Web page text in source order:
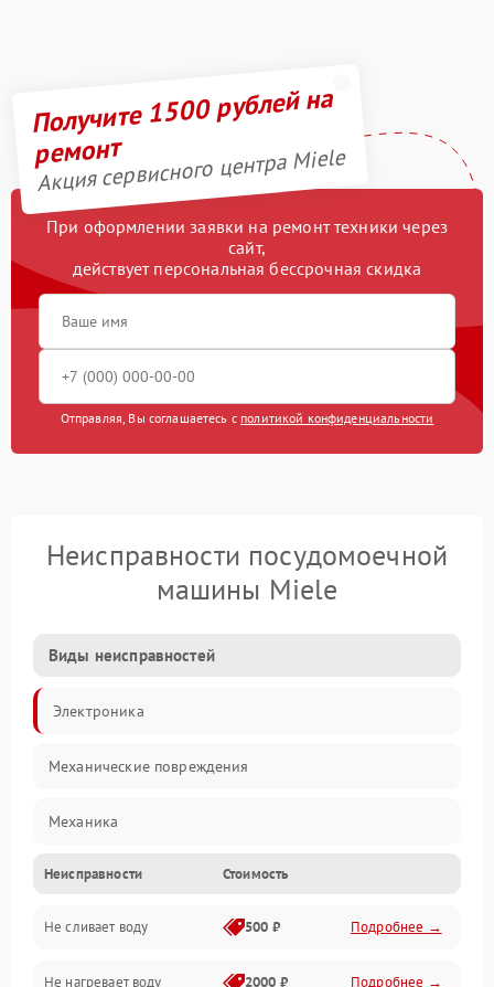
Получите 1500 рублей на
ремонт
Акция сервисного центра Miele
При оформлении заявки на ремонт техники через
сайт,
действует персональная бессрочная скидка
Отправляя, Вы соглашаетесь с политикой конфиденциальности
Неисправности посудомоечной
машины Miele
Виды неисправностей
Электроника
Механические повреждения
Механика
Управление
Электропитание
Неисправности Стоимость
Не сливает воду 500 ₽ Подробнее →
Не нагревает воду 2000 ₽ Подробнее →